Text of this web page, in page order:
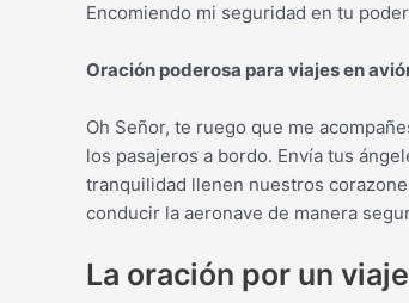
Encomiendo mi seguridad en tu
Oración poderosa para viajes en
Oh Señor, te ruego que me
los pasajeros a bordo. Envía tus
tranquilidad llenen nuestros
conducir la aeronave de manera
La oración por un